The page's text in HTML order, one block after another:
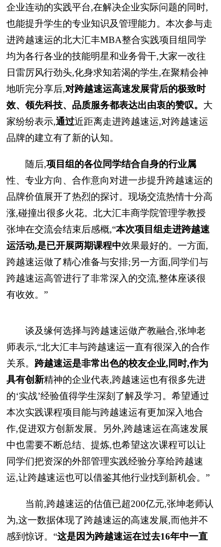
企业连动的实践平台,在解决企业实际问题的同时,
也能提升学生的专业知识及管理能力。本次参与走
进跨越速运的北大汇丰MBA整合实践项目组同学
均为各行各业的技能明星和业务骨干,大家一改往
日雷厉风行劲头,化身求知若渴的学生,在聚精会神
地听完分享后,对跨越速运高速发展背后的极致时
效、领先科技、品质服务都表达出由衷的赞叹。 大
家纷纷表示,通过近距离走进跨越速运,对跨越速运
品牌的建立有了新的认知。
随后,项目组的各位同学结合自身的行业属
性、专业方向、合作意向对进一步提升跨越速运的
品牌价值展开了热烈的探讨。 现场交流热情十分高
涨,碰撞出很多火花。北大汇丰商学院管理学教授
张坤在交流会结束后感概,“本次项目组 走进跨越速
运活动,是已开展两期课程中效果最好的。 一方面,
跨越速运做了精心准备与安排;另一方面,同学们与
跨越速运高管进行了非常深入的交流,整体座谈很
有收效。”
谈及缘何选择与跨越速运做产教融合,张坤老
师表示,“北大汇丰与跨越速运一直有很深入的合作
关系。 跨越速运是非常出色的校友企业,同时,作为
具有创新精神的企业代表,跨越速运也有很多先进
的‘实战’经验值得学生深刻了解及学习。 希望通过
本次实践课程项目能与跨越速运有更加深入地合
作,促进双方创新发展。另外,跨越速运在高速发展
中也需要不断总结、提炼,也希望这次课程可以让
同学们把资深的外部管理实践经验分享给跨越速
运,让跨越速运也可以借鉴其他行业找到新机会。”
当前,跨越速运的估值已超200亿元,张坤老师认
为,这一数据体现了跨越速运的高速发展,而他并不
感到惊讶。“这是因为跨越速运在过去16年中一直